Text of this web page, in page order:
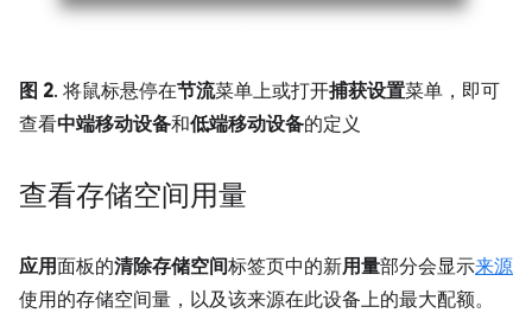
图 2. 将鼠标悬停在节流菜单上或打开捕获设置菜单，即可
查看中端移动设备和低端移动设备的定义
查看存储空间用量
应用面板的清除存储空间标签页中的新用量部分会显示来源
使用的存储空间量，以及该来源在此设备上的最大配额。